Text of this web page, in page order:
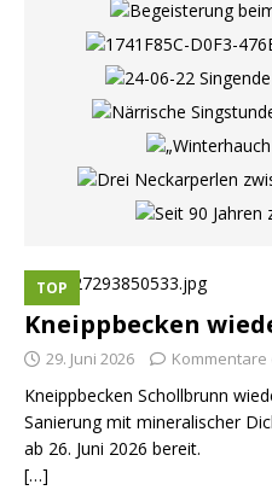
TOP
Kneippbecken
29. Juni 2026
Kneippbecken Schollbrunn
Sanierung mit mineralischer
ab 26. Juni 2026 bereit.
[…]